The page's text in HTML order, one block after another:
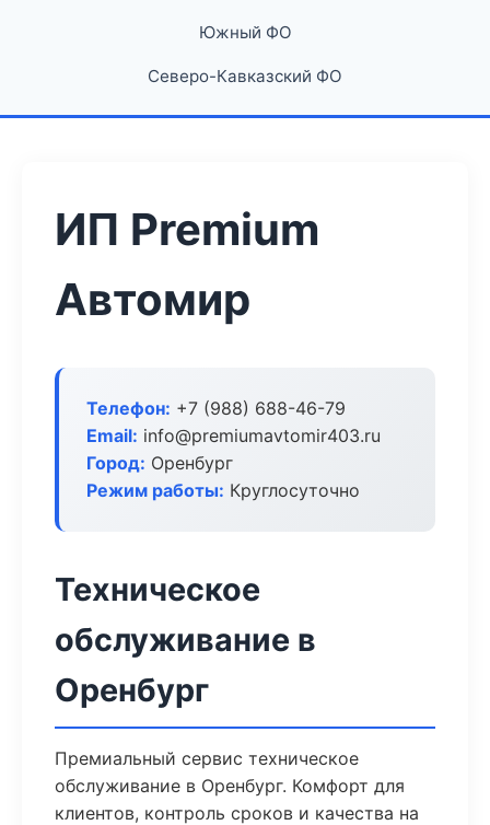
Южный ФО
Северо-Кавказский ФО
ИП Premium
Автомир
Телефон: +7 (988) 688-46-79
Email: info@premiumavtomir403.ru
Город: Оренбург
Режим работы: Круглосуточно
Техническое
обслуживание в
Оренбург
Премиальный сервис техническое
обслуживание в Оренбург. Комфорт для
клиентов, контроль сроков и качества на